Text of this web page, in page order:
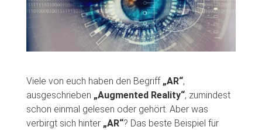
Viele von euch haben den Begriff „AR“,
ausgeschrieben „Augmented Reality“, zumindest
schon einmal gelesen oder gehört. Aber was
verbirgt sich hinter „AR“? Das beste Beispiel für